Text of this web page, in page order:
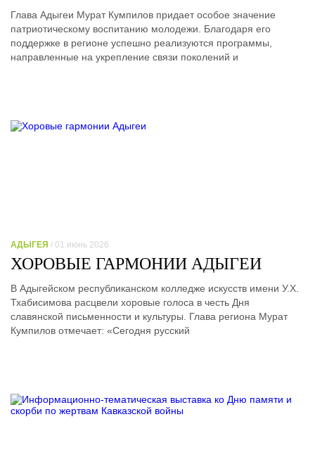
Глава Адыгеи Мурат Кумпилов придает особое значение
патриотическому воспитанию молодежи. Благодаря его
поддержке в регионе успешно реализуются программы,
направленные на укрепление связи поколений и
АДЫГЕЯ / 01 июнь 2026
ХОРОВЫЕ ГАРМОНИИ АДЫГЕИ
В Адыгейском республиканском колледже искусств имени У.Х.
Тхабисимова расцвели хоровые голоса в честь Дня
славянской письменности и культуры. Глава региона Мурат
Кумпилов отмечает: «Сегодня русский